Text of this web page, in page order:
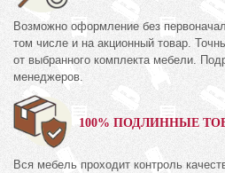
Возможно оформление без
том числе и на акционный товар.
от выбранного комплекта мебели.
менеджеров.
100% ПОДЛИННЫЕ
Вся мебель проходит контроль